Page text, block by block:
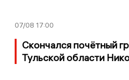
07/08 17:00
Скончался почётный
Тульской области